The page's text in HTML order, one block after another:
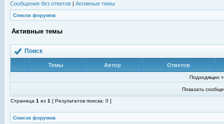
Сообщения без ответов | Активные темы
Список форумов
Активные темы
Поиск
Темы Автор Ответов
Подходящих
Показать
Страница 1 из 1 [ Результатов поиска: 0 ]
Список форумов